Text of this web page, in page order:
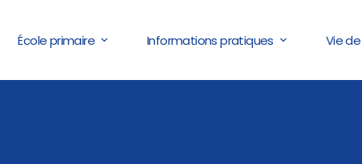
École primaire Informations pratiques Vie de